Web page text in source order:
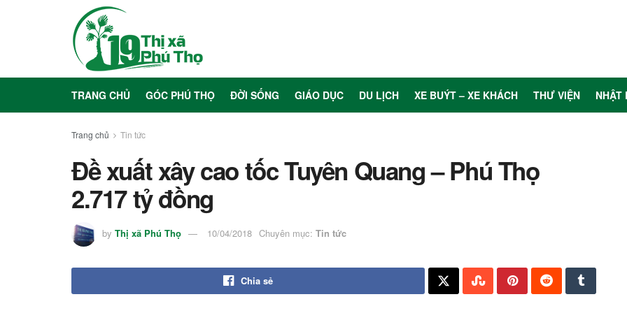
TRANG CHỦ GÓC PHÚ THỌ ĐỜI SỐNG GIÁO DỤC DU LỊCH XE BUÝT – XE KHÁCH THƯ VIỆN NHẬT
Trang chủ Tin tức
Đề xuất xây cao tốc Tuyên Quang – Phú Thọ
2.717 tỷ đồng
by Thị xã Phú Thọ 10/04/2018 Chuyên mục: Tin tức
Chia sẻ